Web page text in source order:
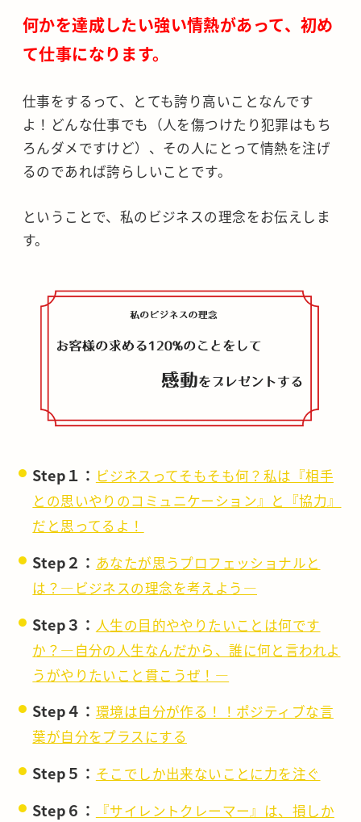
何かを達成したい強い情熱があって、初め
て仕事になります。
仕事をするって、とても誇り高いことなんです
よ！どんな仕事でも（人を傷つけたり犯罪はもち
ろんダメですけど）、その人にとって情熱を注げ
るのであれば誇らしいことです。
ということで、私のビジネスの理念をお伝えしま
す。
Step１： ビジネスってそもそも何？私は『相手
との思いやりのコミュニケーション』と『協力』
だと思ってるよ！
Step２： あなたが思うプロフェッショナルと
は？―ビジネスの理念を考えよう―
Step３： 人生の目的ややりたいことは何です
か？―自分の人生なんだから、誰に何と言われよ
うがやりたいこと貫こうぜ！―
Step４： 環境は自分が作る！！ポジティブな言
葉が自分をプラスにする
Step５： そこでしか出来ないことに力を注ぐ
Step６：
『サイレントクレーマー』は、損しか